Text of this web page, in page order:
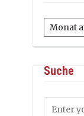
Archiv
Suche